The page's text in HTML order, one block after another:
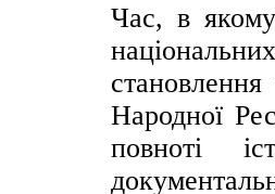
Час, в
Народної
повноті